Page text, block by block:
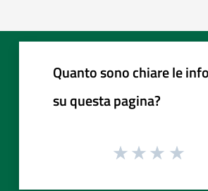
Quanto sono chiare le
su questa pagina?